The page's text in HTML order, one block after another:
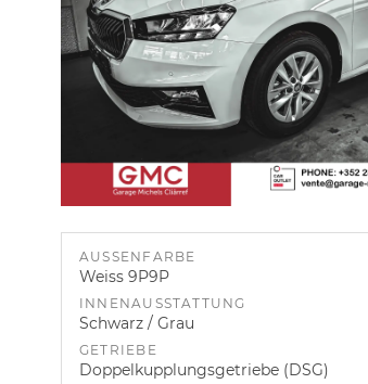
AUSSENFARBE
Weiss 9P9P
INNENAUSSTATTUNG
Schwarz / Grau
GETRIEBE
Doppelkupplungsgetriebe (DSG)